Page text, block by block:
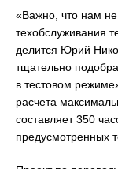
«Важно, что нам не
техобслуживания
делится Юрий
тщательно
в тестовом
расчета
составляет 350
предусмотренных